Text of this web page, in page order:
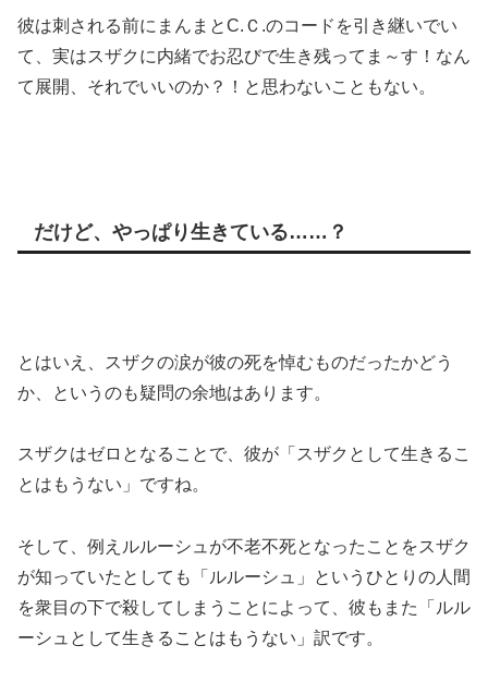
彼は刺される前にまんまとC.Ｃ.のコードを引き継いでい
て、実はスザクに内緒でお忍びで生き残ってま～す！なん
て展開、それでいいのか？！と思わないこともない。
だけど、やっぱり生きている……？
とはいえ、スザクの涙が彼の死を悼むものだったかどう
か、というのも疑問の余地はあります。
スザクはゼロとなることで、彼が「スザクとして生きるこ
とはもうない」ですね。
そして、例えルルーシュが不老不死となったことをスザク
が知っていたとしても「ルルーシュ」というひとりの人間
を衆目の下で殺してしまうことによって、彼もまた「ルル
ーシュとして生きることはもうない」訳です。